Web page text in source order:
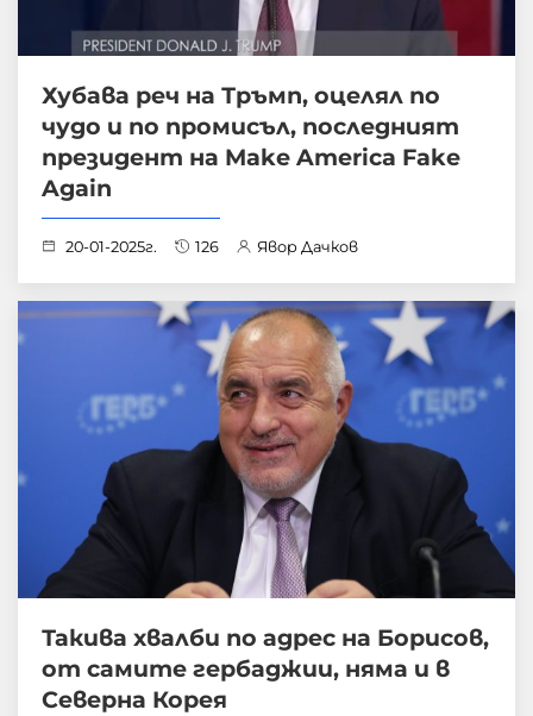
Хубава реч на Тръмп, оцелял по
чудо и по промисъл, последният
президент на Make America Fake
Again
20-01-2025г. 126 Явор Дачков
Такива хвалби по адрес на Борисов,
от самите гербаджии, няма и в
Северна Корея